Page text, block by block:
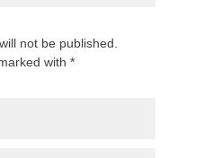
not be published.
with *